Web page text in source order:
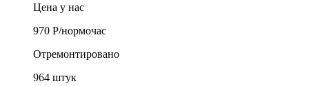
Цена у нас
970 Р/нормочас
Отремонтировано
964 штук